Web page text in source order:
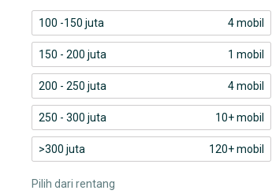
100 -150 juta 4 mobil
150 - 200 juta 1 mobil
200 - 250 juta 4 mobil
250 - 300 juta 10+ mobil
>300 juta 120+ mobil
Pilih dari rentang